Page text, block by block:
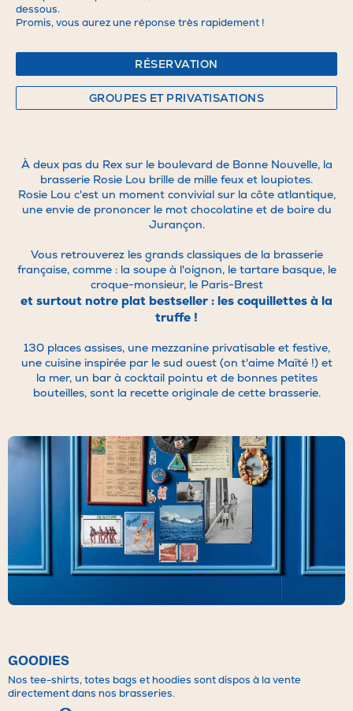
dessous.
Promis, vous aurez une réponse très rapidement !
RÉSERVATION
GROUPES ET PRIVATISATIONS
À deux pas du Rex sur le boulevard de Bonne Nouvelle, la
brasserie Rosie Lou brille de mille feux et loupiotes.
Rosie Lou c'est un moment convivial sur la côte atlantique,
une envie de prononcer le mot chocolatine et de boire du
Jurançon.
Vous retrouverez les grands classiques de la brasserie
française, comme : la soupe à l'oignon, le tartare basque, le
croque-monsieur, le Paris-Brest
et surtout notre plat bestseller : les coquillettes à la
truffe !
130 places assises, une mezzanine privatisable et festive,
une cuisine inspirée par le sud ouest (on t'aime Maïté !) et
la mer, un bar à cocktail pointu et de bonnes petites
bouteilles, sont la recette originale de cette brasserie.
GOODIES
Nos tee-shirts, totes bags et hoodies sont dispos à la vente
directement dans nos brasseries.
établissements, que ce soit en salle, en cuisine, au bar, en
pâtisserie ou pour l’équipe bureau.
Pour en savoir plus sur nos opportunités, écrivez-nous à
l’adresse suivanterh@brasseriesalamode.com
site Cookorico :https://cookorico.com/emplois-
brasseries-a-la-mode/description
Avec un « s » à brasseries :)